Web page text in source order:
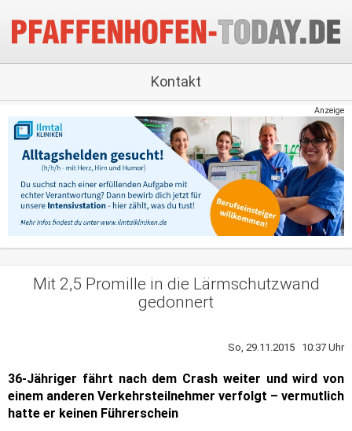
Kontakt
Anzeige
Mit 2,5 Promille in die Lärmschutzwand
gedonnert
So, 29.11.2015 10:37 Uhr
36-Jähriger fährt nach dem Crash weiter und wird von
einem anderen Verkehrsteilnehmer verfolgt – vermutlich
hatte er keinen Führerschein